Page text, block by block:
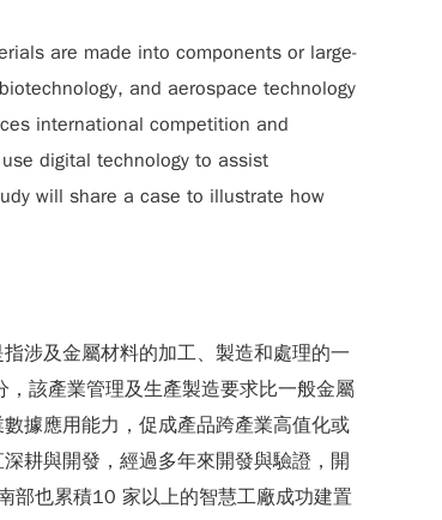
are made into components or large-
and aerospace technology
international competition and
digital technology to assist
will share a case to illustrate how
涉及金屬材料的加工、製造和處理的一
該產業管理及生產製造要求比一般金屬
據應用能力，促成產品跨產業高值化或
耕與開發，經過多年來開發與驗證，開
部也累積10 家以上的智慧工廠成功建置